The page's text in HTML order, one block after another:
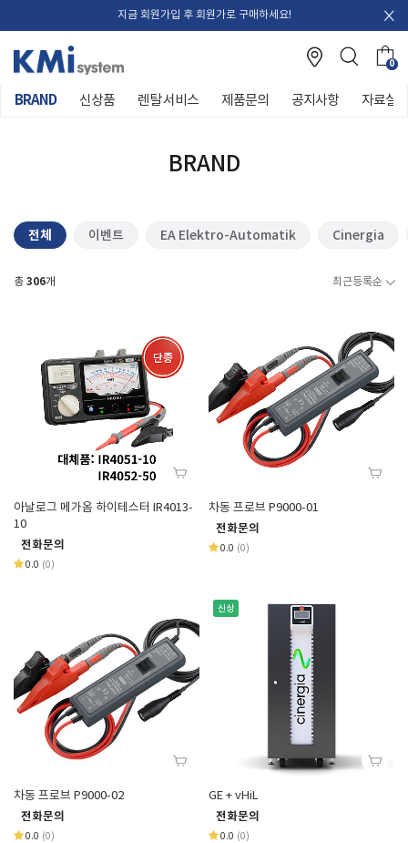
지금 회원가입 후 회원가로 구매하세요!
0
BRAND 신상품 렌탈 서비스 제품문의 공지사항 자료실
BRAND
전체 이벤트 EA Elektro-Automatik Cinergia
총 306개 최근등록순
아날로그 메가옴 하이테스터 IR4013-
10
전화문의
0.0 (0)
차동 프로브 P9000-01
전화문의
0.0 (0)
차동 프로브 P9000-02
전화문의
0.0 (0)
신상
GE + vHiL
전화문의
0.0 (0)